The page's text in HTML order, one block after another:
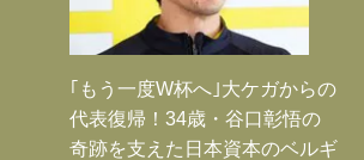
｢もう一度W杯へ｣大ケガからの
代表復帰！34歳・谷口彰悟の
奇跡を支えた日本資本のベルギ